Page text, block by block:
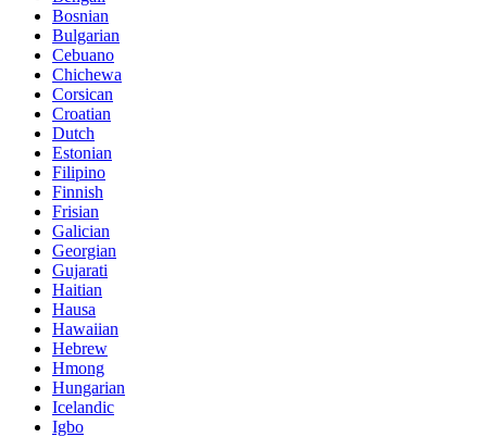
Bosnian
Bulgarian
Cebuano
Chichewa
Corsican
Croatian
Dutch
Estonian
Filipino
Finnish
Frisian
Galician
Georgian
Gujarati
Haitian
Hausa
Hawaiian
Hebrew
Hmong
Hungarian
Icelandic
Igbo